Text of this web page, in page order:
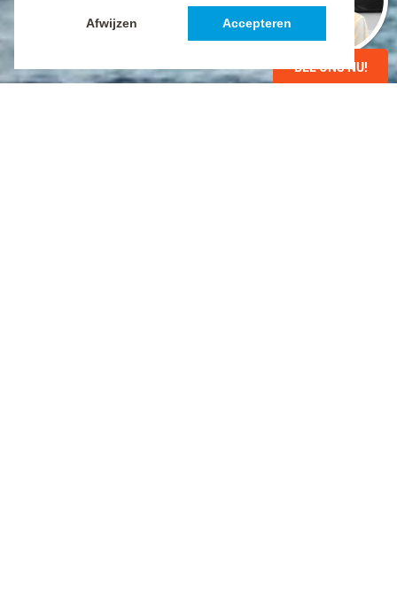
Afwijzen Accepteren
Digitaal uw zendingen inzichtelijk, een persoonlijke
benadering en begeleiding
BEL ONS NU!